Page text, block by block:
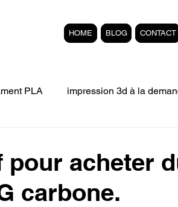
HOME BLOG CONTACT
PLA impression 3d à la
Formation éligible au CPF Impressio
acheter
carbone.